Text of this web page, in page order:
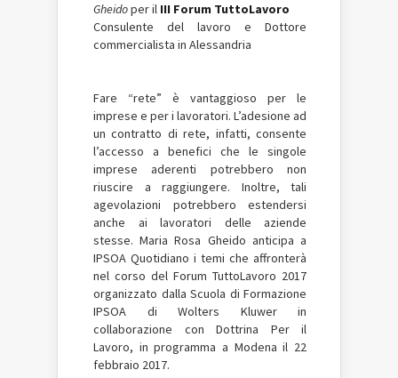
Gheidoper il III Forum TuttoLavoro
Consulente del lavoro e Dottore
commercialista in Alessandria
Fare “rete” è vantaggioso per le
imprese e per i lavoratori. L’adesione ad
un contratto di rete, infatti, consente
l’accesso a benefici che le singole
imprese aderenti potrebbero non
riuscire a raggiungere. Inoltre, tali
agevolazioni potrebbero estendersi
anche ai lavoratori delle aziende
stesse. Maria Rosa Gheido anticipa a
IPSOA Quotidiano i temi che affronterà
nel corso del Forum TuttoLavoro 2017
organizzato dalla Scuola di Formazione
IPSOA di Wolters Kluwer in
collaborazione con Dottrina Per il
Lavoro, in programma a Modena il 22
febbraio 2017.